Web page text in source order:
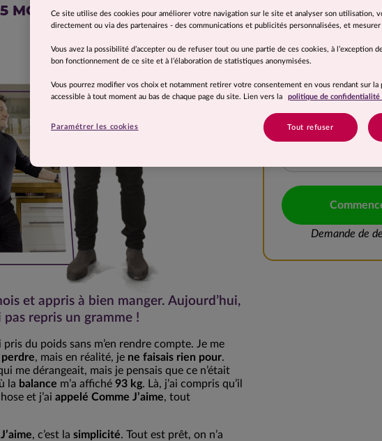
MOIS
Moins de 5 kg
Demande de
et appris à bien manger. Aujourd’hui,
pas repris un gramme !
pris du poids sans m’en rendre compte. Je me
perdre, mais en réalité, je ne faisais rien pour.
me dérangeait, mais je pensais que ce n’était
la balance m’a affiché 93 kg. Là, j’ai compris qu’il
et j’ai appelé Comme J’aime, tout
, c’est la simplicité. Tout est prêt, on n’a
Ce site utilise des cookies pour améliorer votre navigation sur le site et analyser son utilisation,
directement ou via des partenaires - des communications et publicités personnalisées, et
Vous avez la possibilité d’accepter ou de refuser tout ou une partie de ces cookies, à l’exception
bon fonctionnement de ce site et à l’élaboration de statistiques anonymisées.
Vous pourrez modifier vos choix et notamment retirer votre consentement en vous rendant sur la
accessible à tout moment au bas de chaque page du site. Lien vers la
politique de confidentialité
Tout refuser
Paramétrer les cookies